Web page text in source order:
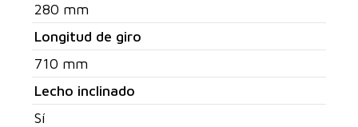
280 mm
Longitud de giro
710 mm
Lecho inclinado
Sí